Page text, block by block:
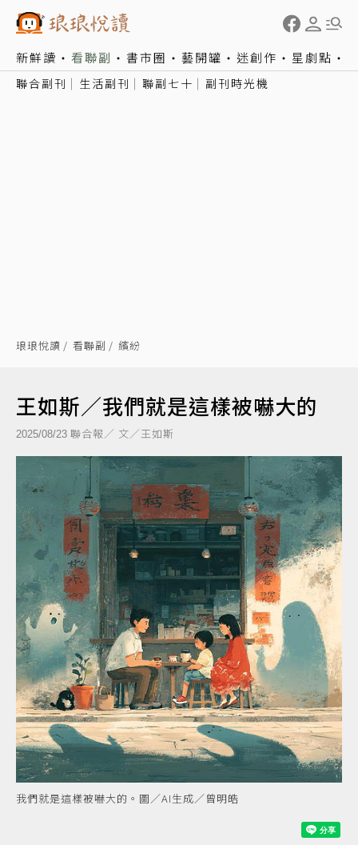
新鮮讀 看聯副 書市圈 藝開罐 迷創作 星劇點
聯合副刊 生活副刊 聯副七十 副刊時光機
琅琅悅讀 看聯副 繽紛
王如斯／我們就是這樣被嚇大的
2025/08/23 聯合報／ 文／王如斯
我們就是這樣被嚇大的。圖／AI生成／曾明皓